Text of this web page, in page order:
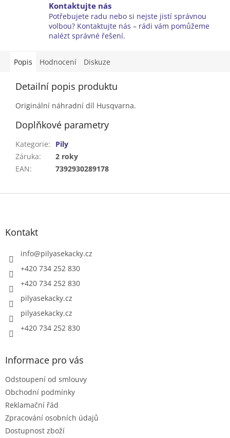
Kontaktujte nás
Potřebujete radu nebo si nejste jistí správnou
volbou? Kontaktujte nás – rádi vám pomůžeme
nalézt správné řešení.
Popis Hodnocení Diskuze
Detailní popis produktu
Originální náhradní díl Husqvarna.
Doplňkové parametry
Kategorie:
Pily
Záruka:
2 roky
EAN: 7392930289178
Z
Kontakt
info@pilyasekacky.cz
+420 734 252 830
+420 734 252 830
pilyasekacky.cz
pilyasekacky.cz
+420 734 252 830
Informace pro vás
Odstoupení od smlouvy
Obchodní podmínky
Reklamační řád
Zpracování osobních údajů
Dostupnost zboží